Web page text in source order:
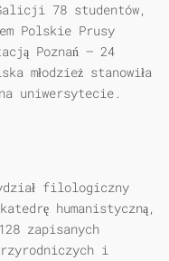
78 studentów,
Polskie Prusy
Poznań — 24
młodzież stanowiła
uniwersytecie.
filologiczny
humanistyczną,
zapisanych
i